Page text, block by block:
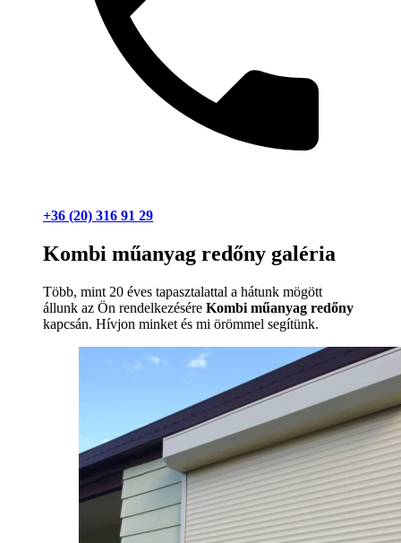
+36 (20) 316 91 29
Kombi műanyag redőny galéria
Több, mint 20 éves tapasztalattal a hátunk mögött
állunk az Ön rendelkezésére Kombi műanyag redőny
kapcsán. Hívjon minket és mi örömmel segítünk.